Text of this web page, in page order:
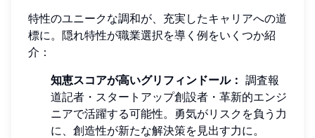
特性のユニークな調和が、充実したキャリアへの道
標に。隠れ特性が職業選択を導く例をいくつか紹
介：
知恵スコアが高いグリフィンドール： 調査報
道記者・スタートアップ創設者・革新的エンジ
ニアで活躍する可能性。勇気がリスクを負う力
に、創造性が新たな解決策を見出す力に。